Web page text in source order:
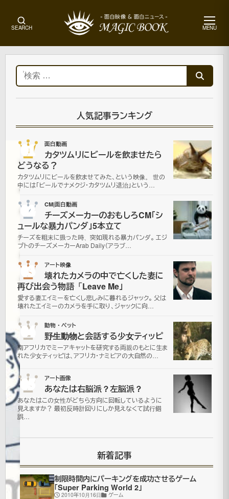
SEARCH MENU
メ
ュ
ー
ー
マ
イ
ケ
ル・
ジ
ャ
ク
ソ
ン
が
で
き
る
ま
で
検
索:
人気記事ランキング
01 面白動画
カタツムリにビールを飲ませたら
どうなる？
カタツムリにビールを飲ませてみた、という映像。 世の
中には「ビールでナメクジ・カタツムリ退治」という…
02 CM|面白動画
チーズメーカーのおもしろCM「シ
ュールな暴力パンダ」5本立て
チーズを粗末に扱った時、突如現れる暴力パンダ。 エジ
プトのチーズメーカーArab Daily（アラブ…
03 アート映像
壊れたカメラの中で亡くした妻に
再び出会う物語「Leave Me」
愛する妻エイミーを亡くし悲しみに暮れるジャック。 父は
壊れたエイミーのカメラを手に取り、ジャックに向…
04 動物・ペット
野生動物と会話する少女ティッピ
南アフリカでミーアキャットを研究する両親のもとに生ま
れた少女ティッピは、アフリカ・ナミビアの大自然の…
05 アート画像
あなたは右脳派？左脳派？
あなたはこの女性がどちら方向に回転しているように
見えますか？ 最初反時計回りにしか見えなくて試行錯
誤…
新着記事
制限時間内にパーキングを成功させるゲーム
「Super Parking World 2」
2010年10月16日 ゲーム